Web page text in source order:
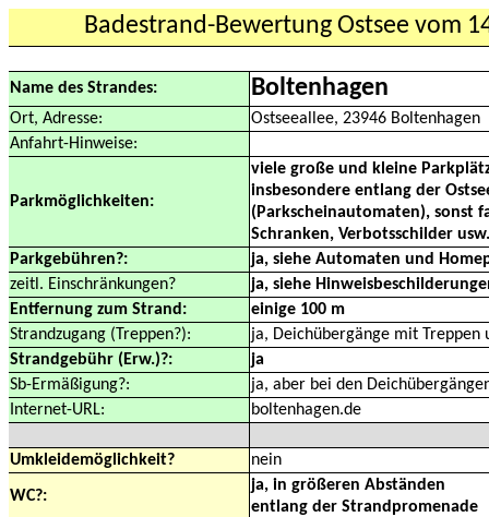
Badestrand-Bewertung Ostsee vom
Name des Strandes: Boltenhagen
Ort, Adresse:
Ostseeallee, 23946 Boltenhagen
Anfahrt-Hinweise:
Parkmöglichkeiten:
viele große und kleine
insbesondere entlang der
(Parkscheinautomaten), sonst
Schranken, Verbotsschilder
Parkgebühren?:
ja, siehe Automaten und
zeitl. Einschränkungen?
ja, siehe
Entfernung zum Strand:
einige 100 m
Strandzugang (Treppen?):
ja, Deichübergänge mit Treppen
Strandgebühr (Erw.)?:
ja
Sb-Ermäßigung?:
ja, aber bei den
Internet-URL:
boltenhagen.de
Umkleidemöglichkeit? nein
WC?:
ja, in größeren Abständen
entlang der Strandpromenade